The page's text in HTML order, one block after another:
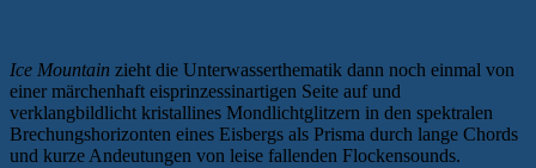
Ice Mountain zieht die Unterwasserthematik dann noch einmal von
einer märchenhaft eisprinzessinartigen Seite auf und
verklangbildlicht kristallines Mondlichtglitzern in den spektralen
Brechungshorizonten eines Eisbergs als Prisma durch lange Chords
und kurze Andeutungen von leise fallenden Flockensounds.